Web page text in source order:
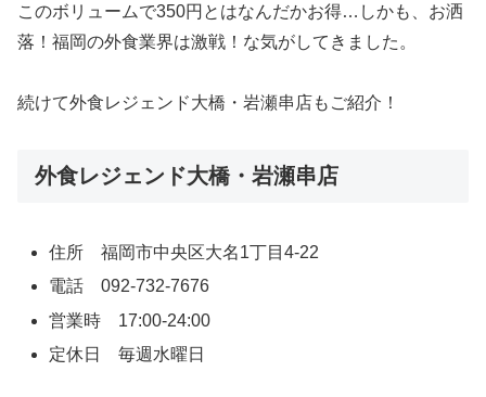
このボリュームで350円とはなんだかお得…しかも、お洒
落！福岡の外食業界は激戦！な気がしてきました。
続けて外食レジェンド大橋・岩瀬串店もご紹介！
外食レジェンド大橋・岩瀬串店
住所 福岡市中央区大名1丁目4-22
電話 092-732-7676
営業時 17:00-24:00
定休日 毎週水曜日